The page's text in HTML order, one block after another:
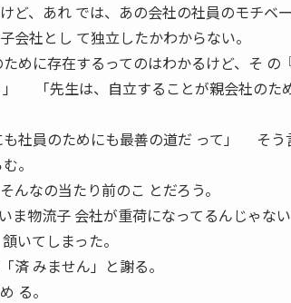
ど、あれ では、あの会社の社員のモチベ
会社とし て独立したかわからない。
めに存在するってのはわかるけど、そ の
「先生は、自立することが親会社のた
も社員のためにも最善の道だ って」 そう
。
なの当たり前のこ とだろう。
ま物流子 会社が重荷になってるんじゃ
いてしまった。
済 みません」と謝る。
る。